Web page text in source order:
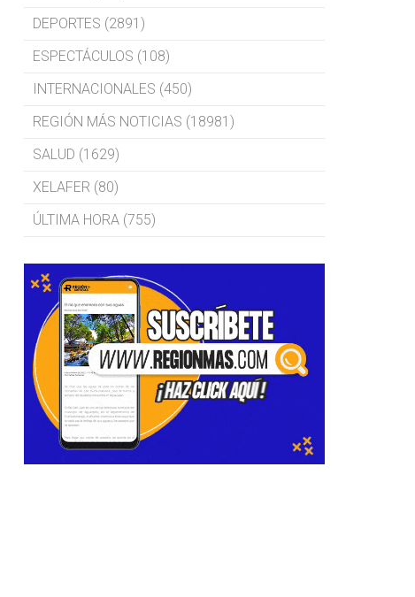
DEPORTES (2891)
ESPECTÁCULOS (108)
INTERNACIONALES (450)
REGIÓN MÁS NOTICIAS (18981)
SALUD (1629)
XELAFER (80)
ÚLTIMA HORA (755)